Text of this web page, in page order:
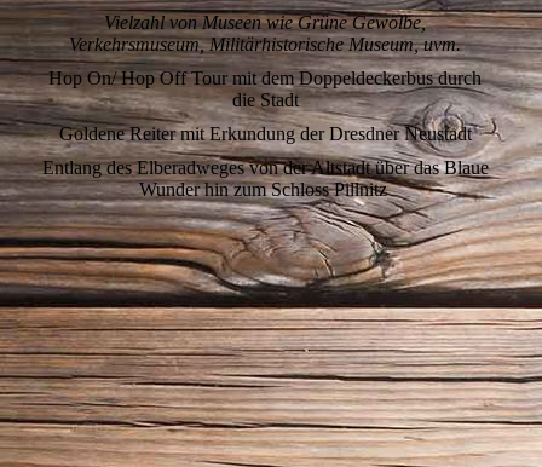
Vielzahl von Museen wie Grüne Gewölbe,
Verkehrsmuseum, Militärhistorische Museum, uvm.
Hop On/ Hop Off Tour mit dem Doppeldeckerbus durch
die Stadt
Goldene Reiter mit Erkundung der Dresdner Neustadt
Entlang des Elberadweges von der Altstadt über das Blaue
Wunder hin zum Schloss Pillnitz